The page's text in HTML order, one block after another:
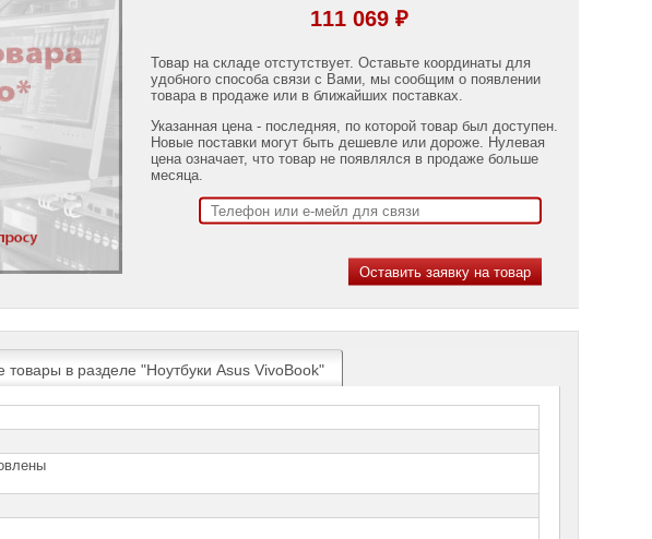
111 069 ₽
Товар на складе отстутствует. Оставьте координаты для
удобного способа связи с Вами, мы сообщим о появлении
товара в продаже или в ближайших поставках.
Указанная цена - последняя, по которой товар был доступен.
Новые поставки могут быть дешевле или дороже. Нулевая
цена означает, что товар не появлялся в продаже больше
месяца.
товары в разделе "Ноутбуки Asus VivoBook"